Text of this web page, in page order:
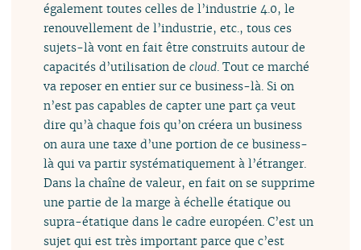
également toutes celles de l’industrie 4.0, le
renouvellement de l’industrie, etc., tous ces
sujets-là vont en fait être construits autour de
capacités d’utilisation decloud. Tout ce marché
va reposer en entier sur ce business-là. Si on
n’est pas capables de capter une part ça veut
dire qu’à chaque fois qu’on créera un business
on aura une taxe d’une portion de ce business-
là qui va partir systématiquement à l’étranger.
Dans la chaîne de valeur, en fait on se supprime
une partie de la marge à échelle étatique ou
supra-étatique dans le cadre européen. C’est un
sujet qui est très important parce que c’est